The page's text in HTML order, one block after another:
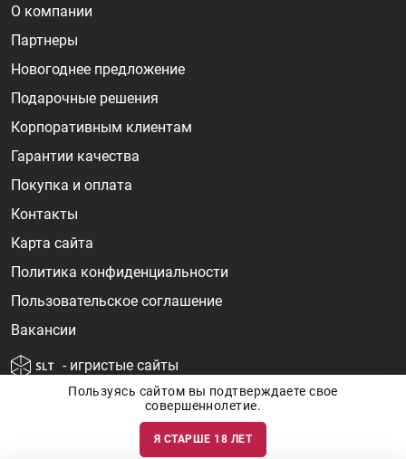
О компании
Партнеры
Новогоднее предложение
Подарочные решения
Корпоративным клиентам
Гарантии качества
Покупка и оплата
Контакты
Карта сайта
Политика конфиденциальности
Пользовательское соглашение
Вакансии
- игристые сайты
Информация о ценах и наличии товаров носит ознакомительный
характер и может быть не точной. Цены на импортные товары особенно
Пользуясь сайтом вы подтверждаете свое
совершеннолетие.
Я СТАРШЕ 18 ЛЕТ